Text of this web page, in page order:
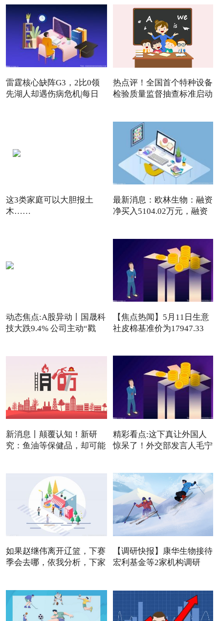
雷霆核心缺阵G3，2比0领
先湖人却遇伤病危机|每日
热点评！全国首个特种设备
检验质量监督抽查标准启动
这3类家庭可以大胆报土
木……
最新消息：欧林生物：融资
净买入5104.02万元，融资
动态焦点:A股异动丨国晟科
技大跌9.4% 公司主动“戳
【焦点热闻】5月11日生意
社皮棉基准价为17947.33
新消息丨颠覆认知！新研
究：鱼油等保健品，却可能
精彩看点:这下真让外国人
惊呆了！外交部发言人毛宁
如果赵继伟离开辽篮，下赛
季会去哪，依我分析，下家
【调研快报】康华生物接待
宏利基金等2家机构调研